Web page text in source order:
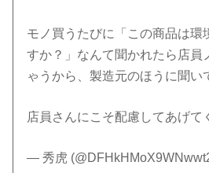
モノ買うたびに「この商品は環
すか？」なんて聞かれたら店員
ゃうから、製造元のほうに聞い
店員さんにこそ配慮してあげて
— 秀虎